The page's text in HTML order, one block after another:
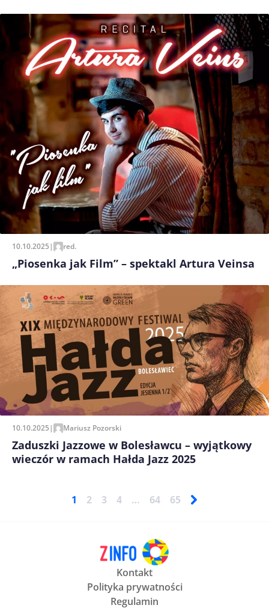
10.10.2025| red.
„Piosenka jak Film” – spektakl Artura Veinsa
10.10.2025| Mariusz Pozorski
Zaduszki Jazzowe w Bolesławcu – wyjątkowy
wieczór w ramach Hałda Jazz 2025
1 2 3 4 … 64 65
Kontakt
Polityka prywatności
Regulamin